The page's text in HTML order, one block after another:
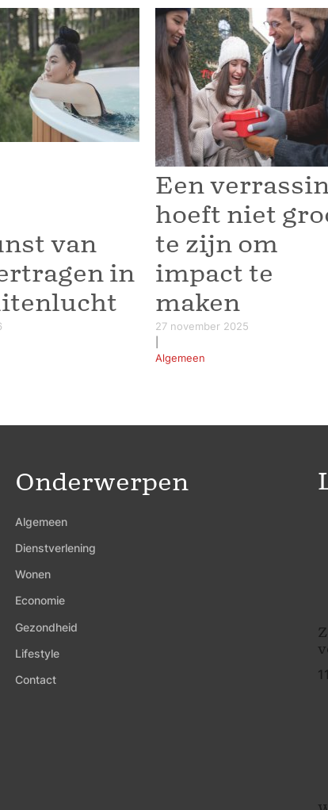
van
in
Een
hoeft niet
te zijn om
impact te
maken
27 november 2025
Algemeen
Onderwerpen
Algemeen
Dienstverlening
Wonen
Economie
Gezondheid
Lifestyle
Contact